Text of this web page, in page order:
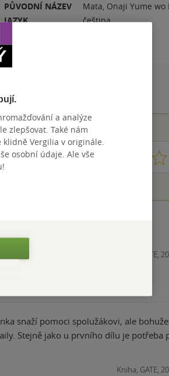
PŮVODNÍ NÁZEV
Mata, Onaji Yume wo
JAZYK
čeština
Nic moc 1
Kniha, GATE,
snaží pomoci spolužákovi, ale
Stejně jako u prvního dílu je potřeba
Kniha, GATE,
a analýze
zlepšovat. Také nám
Vergilia v originále.
osobní údaje. Ale vše